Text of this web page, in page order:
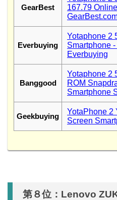
GearBest
167.79
Everbuying
Yotaphone 2
Smartphone -
Everbuying
Banggood
Yotaphone 2
ROM
Smartphone
Geekbuying
YotaPhone 2
Screen
第８位：Lenovo